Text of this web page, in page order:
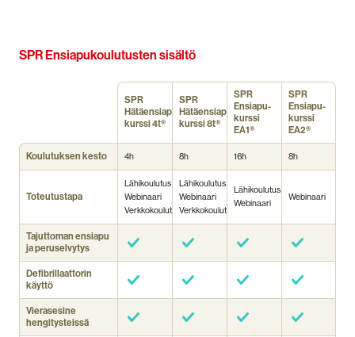
SPR Ensiapukoulutusten sisältö
SPR
Hätäensiapu­
kurssi 4t®
SPR
Hätäensiapu­
kurssi 8t®
SPR
Ensiapu­
kurssi
EA1®
SPR
Ensiapu­
kurssi
EA2®
Koulutuksen kesto 4h 8h 16h 8h
Toteutustapa
Lähikoulutus
Webinaari
Verkkokoulutus
Lähikoulutus
Webinaari
Verkkokoulutus
Lähikoulutus
Webinaari
Webinaari
Tajuttoman ensiapu
ja peruselvytys
Defibrillaattorin
käyttö
Vierasesine
hengitysteissä